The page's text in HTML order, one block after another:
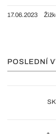
17.06.2023
POSLEDNÍ